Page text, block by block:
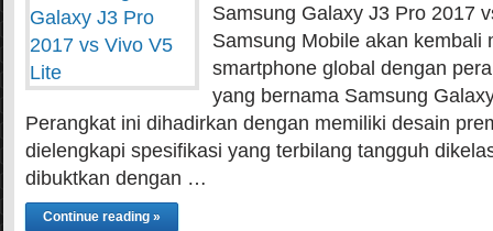
Samsung Galaxy J3 Pro 2017
Samsung Mobile akan kembali
smartphone global dengan
yang bernama Samsung
Perangkat ini dihadirkan dengan memiliki desain
dielengkapi spesifikasi yang terbilang tangguh
dibuktkan dengan …
Continue reading »